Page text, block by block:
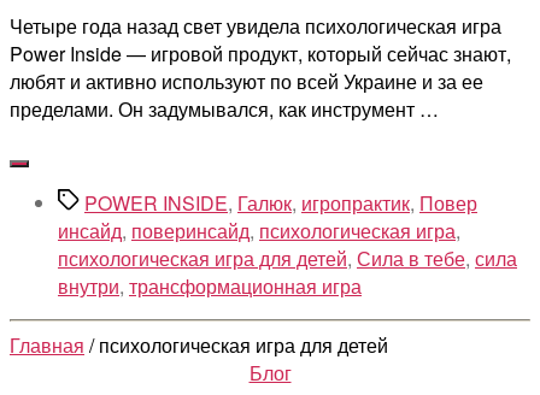
Четыре года назад свет увидела психологическая игра
Power Inside — игровой продукт, который сейчас знают,
любят и активно используют по всей Украине и за ее
пределами. Он задумывался, как инструмент …
МеткиPOWER INSIDE, Галюк, игропрактик, Повер
инсайд, поверинсайд, психологическая игра,
психологическая игра для детей, Сила в тебе, сила
внутри, трансформационная игра
Главная / психологическая игра для детей
Рубрики
Блог